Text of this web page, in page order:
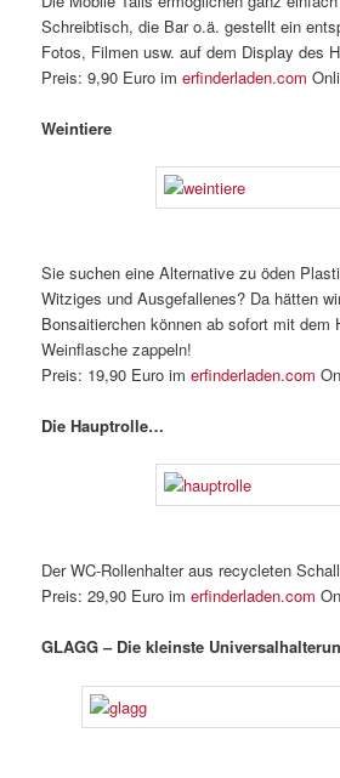
Schreibtisch, die Bar o.ä. gestellt ein
Fotos, Filmen usw. auf dem Display des
Preis: 9,90 Euro imerfinderladen.com
Weintiere
Sie suchen eine Alternative zu öden
Witziges und Ausgefallenes? Da hätten
Bonsaitierchen können ab sofort mit dem
Weinflasche zappeln!
Preis: 19,90 Euro imerfinderladen.com
Die Hauptrolle…
Der WC-Rollenhalter aus recycleten
Preis: 29,90 Euro imerfinderladen.com
GLAGG – Die kleinste